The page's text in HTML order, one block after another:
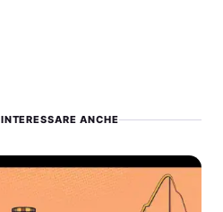
ANCHE